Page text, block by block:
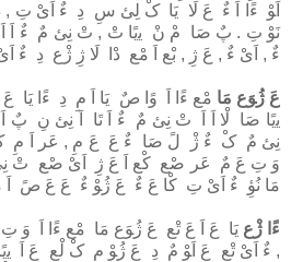
اَﻮْ ءًا اَ ءٌ عَ ﻟَﺎ ﻳَﺎ کْ ﻟِﻰٔ سِ دِ ءٌ اَىْ تِ
ﻧَﻮْ تِ . پٌ ﺻَﺎ مْ نْ ﻳﯾًﺎ تْ , تْ ﻧِﻰٔ مٌ ءٌ اَ
ءٌ , اَىْ ءٌ , عَ ژِ , ﺑْﻊ اَ ﻣْﻊ دْا ﻟَﺎ ژِ ژْع دِ ءٌ
عَ ژُﻮَع ﻣَﺎ ﻣْﻊ ءًا اَ وًا صٌ ﻳَﺎ اَ مِ دِ ءًا ﻳَﺎ عَ
ﻳﯾًﺎ ﺻَﺎ ﻟْﺎ اَ اَ تْ ﻧِﻰٔ مٌ ءٌ اَ ﺗَﺎ اَ ﻧِﻰٔ
ﻧِﻰٔ مٌ کْ ءٌ ژْ لً ﺻَﺎ ءٌ عَ عَ مِ , ﻋَﺮ اَ
وَ تِ عَ مٌ ﻋَﺮ ﺻْﻊ ﻛْﻊ اَ عَ ژِ اَىْ ﺻْﻊ تْ ﻧِﻰٔ
ﻣَﺎ ﻧُﻮِٔ ءٌ اَىْ تِ ﻛْﺎ عَ ءٌ عَ ژُﻮْ ءٌ عَ عَ صً اَ
ءًا ژْعﻳَﺎ عَ اَ عَ ﺗْﻊ عَ ژُﻮَع ﻣَﺎ ﻣْﻊ ءًا اَ وَ
, ءٌ اَىْ ﺗْﻊ عَ اَﻮْ مٌ دِ عَ ژُﻮْ مِ کْ ﻟْﻊ عَ اَ